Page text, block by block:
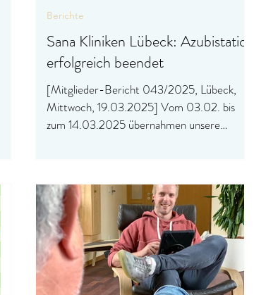
Sana Kliniken Lübeck: Azubistation
erfolgreich beendet
[Mitglieder-Bericht 043/2025, Lübeck,
Mittwoch, 19.03.2025] Vom 03.02. bis
zum 14.03.2025 übernahmen unsere
Berichte